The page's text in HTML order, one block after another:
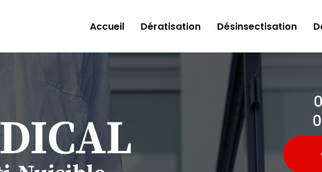
Accueil Dératisation Désinsectisation